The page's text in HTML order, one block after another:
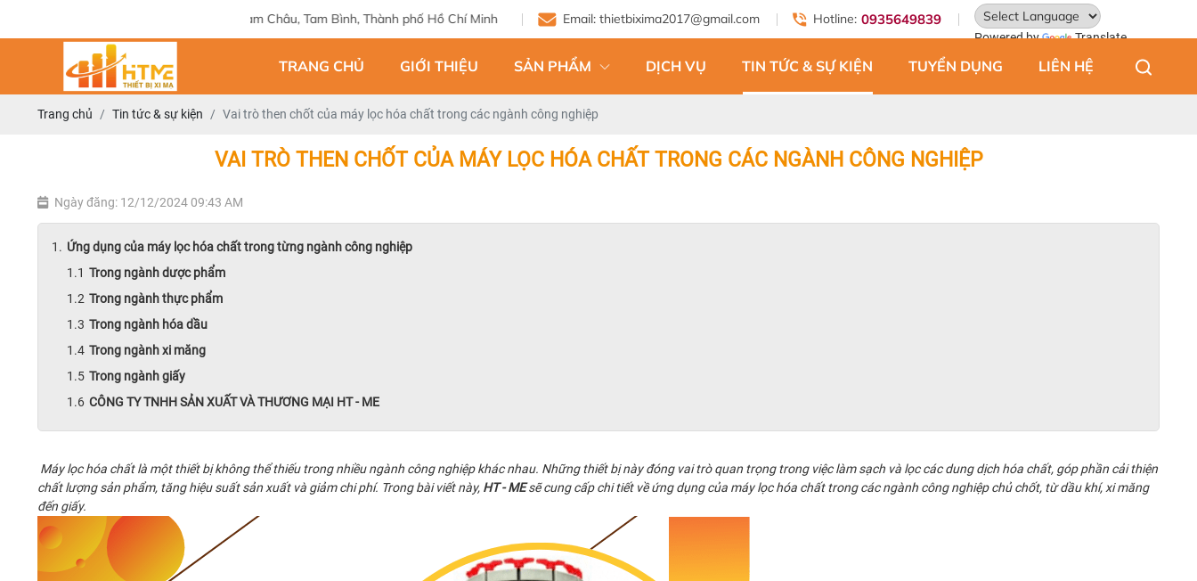
Địa chỉ: 124 Tam Châu, Tam Bình, Thành phố Hồ Chí Minh Email: thietbixima2017@gmail.com Hotline: 0935649839
Powered by Translate
TRANG CHỦ GIỚI THIỆU SẢN PHẨM DỊCH VỤ TIN TỨC & SỰ KIỆN TUYỂN DỤNG LIÊN HỆ
Trang chủ Tin tức & sự kiện Vai trò then chốt của máy lọc hóa chất trong các ngành công nghiệp
VAI TRÒ THEN CHỐT CỦA MÁY LỌC HÓA CHẤT TRONG CÁC NGÀNH CÔNG NGHIỆP
Ngày đăng: 12/12/2024 09:43 AM
Ứng dụng của máy lọc hóa chất trong từng ngành công nghiệp
Trong ngành dược phẩm
Trong ngành thực phẩm
Trong ngành hóa dầu
Trong ngành xi măng
Trong ngành giấy
CÔNG TY TNHH SẢN XUẤT VÀ THƯƠNG MẠI HT - ME
Máy lọc hóa chất là một thiết bị không thể thiếu trong nhiều ngành công nghiệp khác nhau. Những thiết bị này đóng vai trò quan trọng trong việc làm sạch và lọc các dung dịch hóa chất, góp phần cải thiện
chất lượng sản phẩm, tăng hiệu suất sản xuất và giảm chi phí. Trong bài viết này, HT - MEsẽ cung cấp chi tiết về ứng dụng của máy lọc hóa chất trong các ngành công nghiệp chủ chốt, từ dầu khí, xi măng
đến giấy.